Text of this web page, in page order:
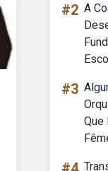
#2 A
#3
Que